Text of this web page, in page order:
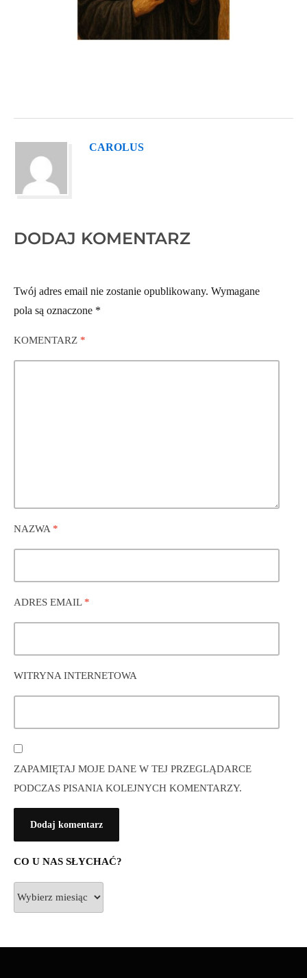
CAROLUS
DODAJ KOMENTARZ
Twój adres email nie zostanie opublikowany. Wymagane
pola są oznaczone *
KOMENTARZ *
NAZWA*
ADRES EMAIL*
WITRYNA INTERNETOWA
ZAPAMIĘTAJ MOJE DANE W TEJ PRZEGLĄDARCE
PODCZAS PISANIA KOLEJNYCH KOMENTARZY.
CO U NAS SŁYCHAĆ?